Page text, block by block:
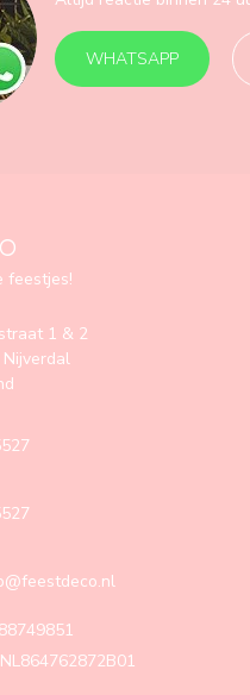
WHATSAPP
feestjes!
1 & 2
88749851
NL864762872B01